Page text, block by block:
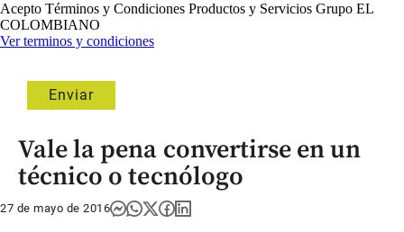
Acepto Términos y Condiciones Productos y Servicios Grupo EL
COLOMBIANO
Ver terminos y condiciones
Vale la pena convertirse en un
técnico o tecnólogo
27 de mayo de 2016